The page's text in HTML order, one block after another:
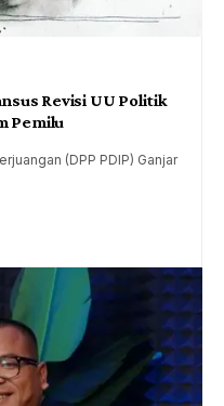
Revisi UU Politik
Pemilu
(DPP PDIP) Ganjar